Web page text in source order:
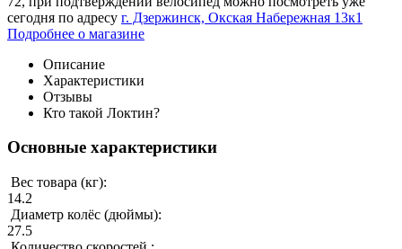
сегодня по адресу г. Дзержинск, Окская Набережная 13к1
Подробнее о магазине
Описание
Характеристики
Отзывы
Кто такой Локтин?
Основные характеристики
Вес товара (кг):
14.2
Диаметр колёс (дюймы):
27.5